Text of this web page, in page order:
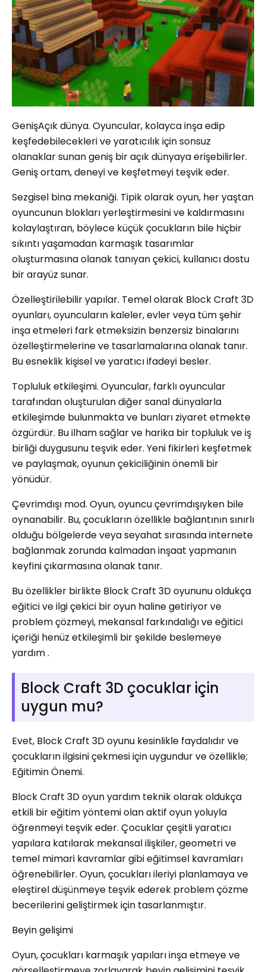
GenişAçık dünya. Oyuncular, kolayca inşa edip
keşfedebilecekleri ve yaratıcılık için sonsuz
olanaklar sunan geniş bir açık dünyaya erişebilirler.
Geniş ortam, deneyi ve keşfetmeyi teşvik eder.
Sezgisel bina mekaniği. Tipik olarak oyun, her yaştan
oyuncunun blokları yerleştirmesini ve kaldırmasını
kolaylaştıran, böylece küçük çocukların bile hiçbir
sıkıntı yaşamadan karmaşık tasarımlar
oluşturmasına olanak tanıyan çekici, kullanıcı dostu
bir arayüz sunar.
Özelleştirilebilir yapılar. Temel olarak Block Craft 3D
oyunları, oyuncuların kaleler, evler veya tüm şehir
inşa etmeleri fark etmeksizin benzersiz binalarını
özelleştirmelerine ve tasarlamalarına olanak tanır.
Bu esneklik kişisel ve yaratıcı ifadeyi besler.
Topluluk etkileşimi. Oyuncular, farklı oyuncular
tarafından oluşturulan diğer sanal dünyalarla
etkileşimde bulunmakta ve bunları ziyaret etmekte
özgürdür. Bu ilham sağlar ve harika bir topluluk ve iş
birliği duygusunu teşvik eder. Yeni fikirleri keşfetmek
ve paylaşmak, oyunun çekiciliğinin önemli bir
yönüdür.
Çevrimdışı mod. Oyun, oyuncu çevrimdışıyken bile
oynanabilir. Bu, çocukların özellikle bağlantının sınırlı
olduğu bölgelerde veya seyahat sırasında internete
bağlanmak zorunda kalmadan inşaat yapmanın
keyfini çıkarmasına olanak tanır.
Bu özellikler birlikte Block Craft 3D oyununu oldukça
eğitici ve ilgi çekici bir oyun haline getiriyor ve
problem çözmeyi, mekansal farkındalığı ve eğitici
içeriği henüz etkileşimli bir şekilde beslemeye
yardım .
Block Craft 3D çocuklar için
uygun mu?
Evet, Block Craft 3D oyunu kesinlikle faydalıdır ve
çocukların ilgisini çekmesi için uygundur ve özellikle;
Eğitimin Önemi.
Block Craft 3D oyun yardım teknik olarak oldukça
etkili bir eğitim yöntemi olan aktif oyun yoluyla
öğrenmeyi teşvik eder. Çocuklar çeşitli yaratıcı
yapılara katılarak mekansal ilişkiler, geometri ve
temel mimari kavramlar gibi eğitimsel kavramları
öğrenebilirler. Oyun, çocukları ileriyi planlamaya ve
eleştirel düşünmeye teşvik ederek problem çözme
becerilerini geliştirmek için tasarlanmıştır.
Beyin gelişimi
Oyun, çocukları karmaşık yapıları inşa etmeye ve